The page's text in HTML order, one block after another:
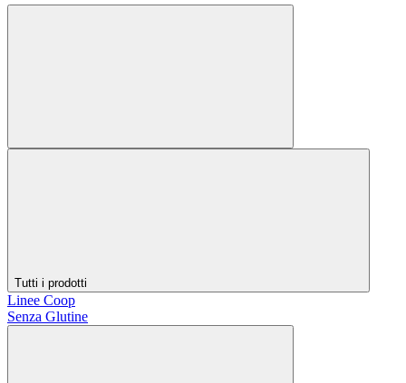
Tutti i prodotti
Linee Coop
Senza Glutine